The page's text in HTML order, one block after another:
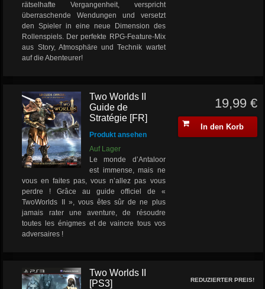
rätselhafte Vergangenheit, verspricht
überraschende Wendungen und versetzt
den Spieler in eine neue Dimension des
Rollenspiels. Der perfekte RPG-Feature-Mix
aus Story, Atmosphäre und Technik wartet
auf die Abenteurer!
Two Worlds II
Guide de
Stratégie [FR]
Produkt ansehen
Auf Lager
Le monde d’Antaloor
est immense, mais ne
vous en faites pas, vous n’allez pas vous
perdre ! Grâce au guide officiel de «
TwoWorlds II », vous êtes sûr de ne plus
jamais rater une aventure, de résoudre
toutes les énigmes et de vaincre tous vos
adversaires !
19,99 €
In den Korb
Two Worlds II
[PS3]
REDUZIERTER PREIS!